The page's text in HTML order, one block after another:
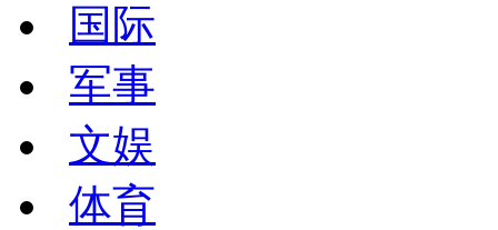
国际
军事
文娱
体育